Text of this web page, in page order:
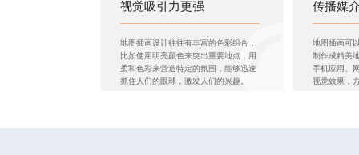
视觉吸引力更强
地图插画设计往往有丰富的色彩组合，
比如使用明亮颜色来突出重要地点，用
柔和色彩来营造特定的氛围，能够迅速
抓住人们的眼球，激发人们的兴趣。
传播媒
地图插画可
制作成精美
手机应用、
视觉效果，